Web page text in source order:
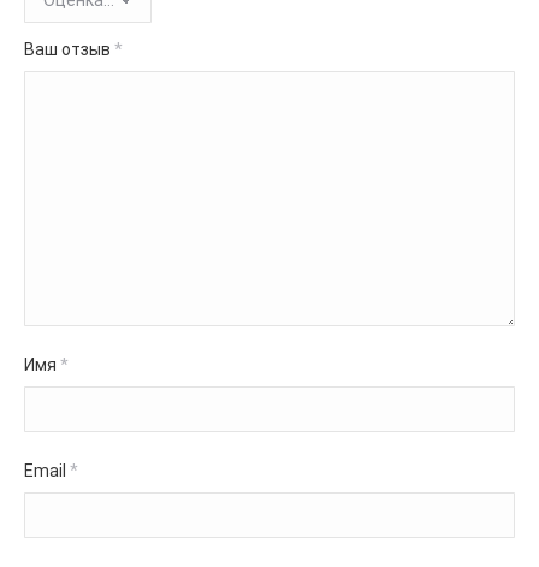
Ваш отзыв *
Имя *
Email *